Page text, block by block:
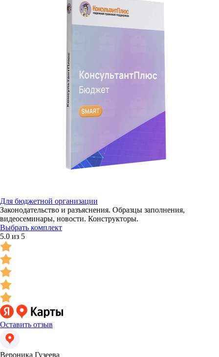
Для бюджетной организации
Законодательство и разъяснения. Образцы заполнения,
видеосеминары, новости. Конструкторы.
Выбрать комплект
5.0 из 5
Оставить отзыв
Вероника Гузеева